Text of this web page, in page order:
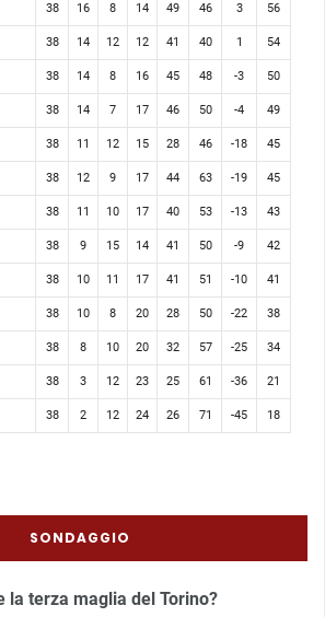
38 16 8 14 49 46 3 56
38 14 12 12 41 40 1 54
38 14 8 16 45 48 -3 50
38 14 7 17 46 50 -4 49
38 11 12 15 28 46 -18 45
38 12 9 17 44 63 -19 45
38 11 10 17 40 53 -13 43
38 9 15 14 41 50 -9 42
38 10 11 17 41 51 -10 41
38 10 8 20 28 50 -22 38
38 8 10 20 32 57 -25 34
38 3 12 23 25 61 -36 21
38 2 12 24 26 71 -45 18
SONDAGGIO
la terza maglia del Torino?